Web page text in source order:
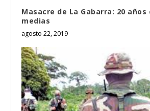
Masacre de La Gabarra: 20 años
medias
agosto 22, 2019